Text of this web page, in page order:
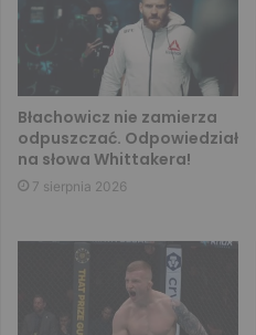
Błachowicz nie zamierza
odpuszczać. Odpowiedział
na słowa Whittakera!
7 sierpnia 2026